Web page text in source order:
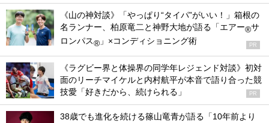
《山の神対談》「やっぱり“タイパ”がいい！」箱根の
名ランナー、柏原竜二と神野大地が語る「エアー®サ
ロンパス® 」×コンディショニング術 PR
《ラグビー界と体操界の同学年レジェンド対談》初対
面のリーチマイケルと内村航平が本音で語り合った競
技愛「好きだから、続けられる」
PR
38歳でも進化を続ける篠山竜青が語る「10年前より